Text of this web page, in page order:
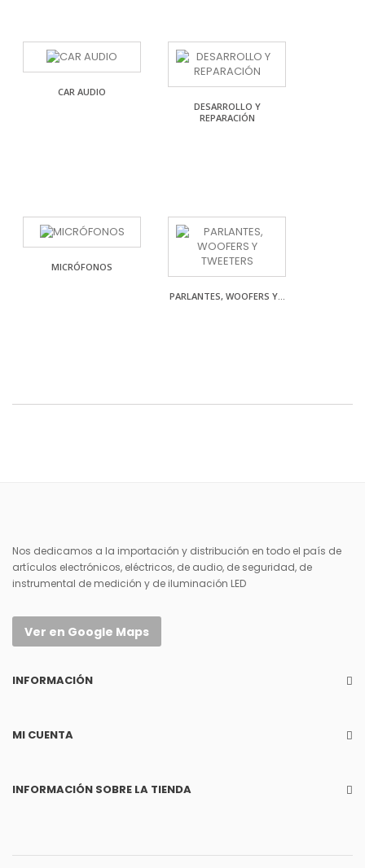
CAR AUDIO
DESARROLLO Y
REPARACIÓN
MICRÓFONOS
PARLANTES, WOOFERS Y...
Nos dedicamos a la importación y distribución en todo el país de
artículos electrónicos, eléctricos, de audio, de seguridad, de
instrumental de medición y de iluminación LED
Ver en Google Maps
INFORMACIÓN
MI CUENTA
INFORMACIÓN SOBRE LA TIENDA